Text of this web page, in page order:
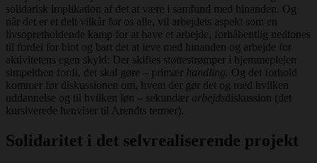
solidarisk implikation af det at være i samfund med hinanden. Og
når det er et delt vilkår for os alle, vil arbejdets aspekt som en
livsopretholdende kamp for at have et arbejde, forhåbentlig nedtones
til fordel for blot og bart det at leve med hinanden og arbejde for
aktivitetens egen skyld: Der skiftes støttestrømper i hjemmeplejen
simpelthen fordi, det skal gøre – primær handling. Og det forhold
kommer før diskussionen om, hvem der gør det og med hvilken
uddannelse og til hvilken løn – sekundær arbejdsdiskussion (det
kursiverede henviser til Arendts termer).
Solidaritet i det selvrealiserende projekt